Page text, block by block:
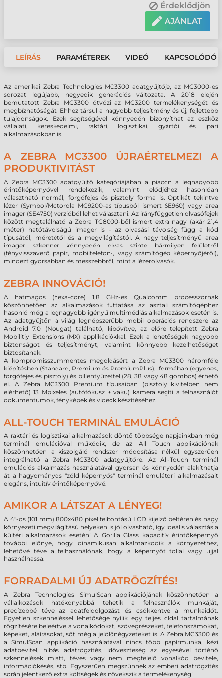
Érdeklődjön
AJÁNLAT
LEÍRÁS PARAMÉTEREK VIDEÓ KAPCSOLÓDÓ
Az amerikai Zebra Technologies MC3300 adatgyűjtője, az MC3000-es
sorozat legújabb, negyedik generációs változata. A 2018 elején
bemutatott Zebra MC3300 ötvözi az MC3200 termelékenységét és
megbízhatóságát. Ehhez társul a nagyobb teljesítmény és új, fejlettebb
tulajdonságok. Ezek segítségével könnyedén bizonyíthat az eszköz
vállalati, kereskedelmi, raktári, logisztikai, gyártói és ipari
alkalmazásokban is.
A ZEBRA MC3300 ÚJRAÉRTELMEZI A
PRODUKTIVITÁST
A Zebra MC3300 adatgyűjtő kategóriájában a piacon a legnagyobb
érintőképernyővel rendelkezik, valamint elődjéhez hasonlóan
választható normál, forgófejes és pisztoly forma is. Optikát tekintve
lézer (Symbol/Motorola MC9200-as típusból ismert SE960) vagy area
imager (SE4750) verzióból lehet választani. Az irányfüggetlen olvasófejek
között megtalálható a Zebra TC8000-ből ismert extra nagy (akár 21,4
méter) hatótávolságú imager is - az olvasási távolság függ a kód
típusától, méretétől és a megvilágítástól. A nagy teljesítményű area
imager szkenner könnyedén olvas szinte bármilyen felületről
(fényvisszaverő papír, mobiltelefon-, vagy számítógép képernyőjéről),
mindezt gyorsabban és messzebbről, mint a lézerolvasók.
ZEBRA INNOVÁCIÓ!
A hatmagos (hexa-core) 1,8 GHz-es Qualcomm processzornak
köszönhetően az alkalmazások futtatása az asztali számítógéphez
hasonló még a legnagyobb igényű multimédiás alkalmazások esetén is.
Az adatgyűjtőn a világ legnépszerűbb mobil operációs rendszere az
Android 7.0 (Nougat) található, kibővítve, az előre telepített Zebra
Mobilitiy Extensions (MX) applikációkkal. Ezek a lehetőségek nagyobb
biztonságot és teljesítményt, valamint könnyebb kezelhetőséget
biztosítanak.
A kompromisszummentes megoldásért a Zebra MC3300 háromféle
kiépítésben (Standard, Premium és PremiumPlus), formában (egyenes,
forgófejes és pisztoly) és billentyűzettel (28, 38 vagy 48 gombos) érhető
el. A Zebra MC3300 Premium típusaiban (pisztoly kivitelben nem
elérhető) 13 Mpixeles (autófókusz + vaku) kamera segíti a felhasználót
dokumentumok, fényképek és videók készítéséhez.
ALL-TOUCH TERMINÁL EMULÁCIÓ
A raktári és logisztikai alkalmazások döntő többsége napjainkban még
terminál emulációval működik, de az All Touch applikációnak
köszönhetően a kiszolgáló rendszer módosítása nélkül egyszerűen
integrálható a Zebra MC3300 adatgyűjtőre. Az All-Touch terminál
emulációs alkalmazás használatával gyorsan és könnyedén alakíthatja
át a hagyományos "zöld képernyős" terminál emulátori alkalmazásait
elegáns, intuitív érintőképernyővé.
AMIKOR A LÁTSZAT A LÉNYEG!
A 4"-os (101 mm) 800x480 pixel felbontású LCD kijelző beltéren és nagy
környezeti megvilágítású helyeken is jól olvasható, így ideális választás a
kültéri alkalmazások esetén! A Gorilla Glass kapacitív érintőképernyő
további előnye, hogy dinamikusan alkalmazkodik a környezethez,
lehetővé téve a felhasználónak, hogy a képernyőt tollal vagy ujjal
használhassa.
FORRADALMI ÚJ ADATRÖGZÍTÉS!
A Zebra Technologies SimulScan applikációjának köszönhetően a
vállalkozások hatékonyabbá tehetik a felhasználók munkáját,
precízebbé téve az adatfeldolgozást és csökkentve a munkaidőt.
Egyetlen szkenneléssel lehetősége nyílik egy teljes oldal tartalmának
rögzítésére beleértve a vonalkódokat, szövegrészeket, telefonszámokat,
képeket, aláírásokat, sőt még a jelölőnégyzeteket is. A Zebra MC3300 és
a SimulScan applikáció használatával nincs több papírmunka, kézi
adatbevitel, hibás adatrögzítés, időveszteség az egyesével történő
szkennelések miatt, téves vagy nem megfelelő vonalkód bevitele,
információkésés, stb. Egyszerűen megszűnnek az emberi adatrögzítés
során jelentkező extra költségek és növekszik a termelékenység!